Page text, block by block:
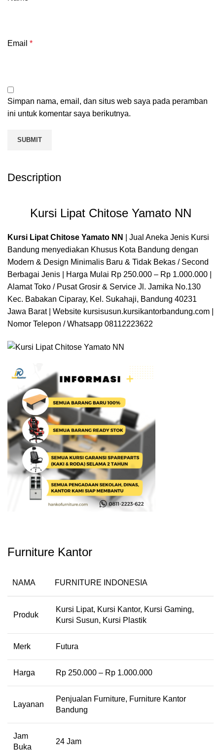
Email *
Simpan nama, email, dan situs web saya pada peramban
ini untuk komentar saya berikutnya.
Description
Kursi Lipat Chitose Yamato NN
Kursi Lipat Chitose Yamato NN
| Jual Aneka Jenis Kursi
Bandung menyediakan Khusus Kota Bandung dengan
Modern & Design Minimalis Baru & Tidak Bekas / Second
Berbagai Jenis | Harga Mulai Rp 250.000 – Rp 1.000.000 |
Alamat Toko / Pusat Grosir & Service Jl. Jamika No.130
Kec. Babakan Ciparay, Kel. Sukahaji, Bandung 40231
Jawa Barat | Website kursisusun.kursikantorbandung.com
Nomor Telepon / Whatsapp 08112223622
Furniture Kantor
NAMA FURNITURE INDONESIA
Produk
Kursi Lipat, Kursi Kantor, Kursi Gaming,
Kursi Susun, Kursi Plastik
Merk Futura
Harga Rp 250.000 – Rp 1.000.000
Layanan
Penjualan Furniture, Furniture Kantor
Bandung
Jam
Buka
24 Jam